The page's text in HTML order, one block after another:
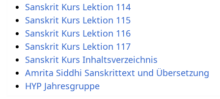
Sanskrit Kurs Lektion 114
Sanskrit Kurs Lektion 115
Sanskrit Kurs Lektion 116
Sanskrit Kurs Lektion 117
Sanskrit Kurs Inhaltsverzeichnis
Amrita Siddhi Sanskrittext und Übersetzung
HYP Jahresgruppe